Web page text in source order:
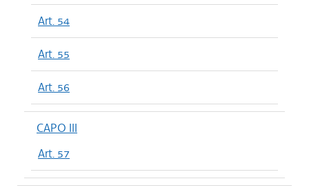
Art. 54
Art. 55
Art. 56
CAPO III
Art. 57